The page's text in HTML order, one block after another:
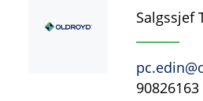
Salgssjef
90826163